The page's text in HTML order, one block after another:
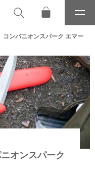
メ
ニ
ュ
コンパニオンスパーク エマー
オンスパーク